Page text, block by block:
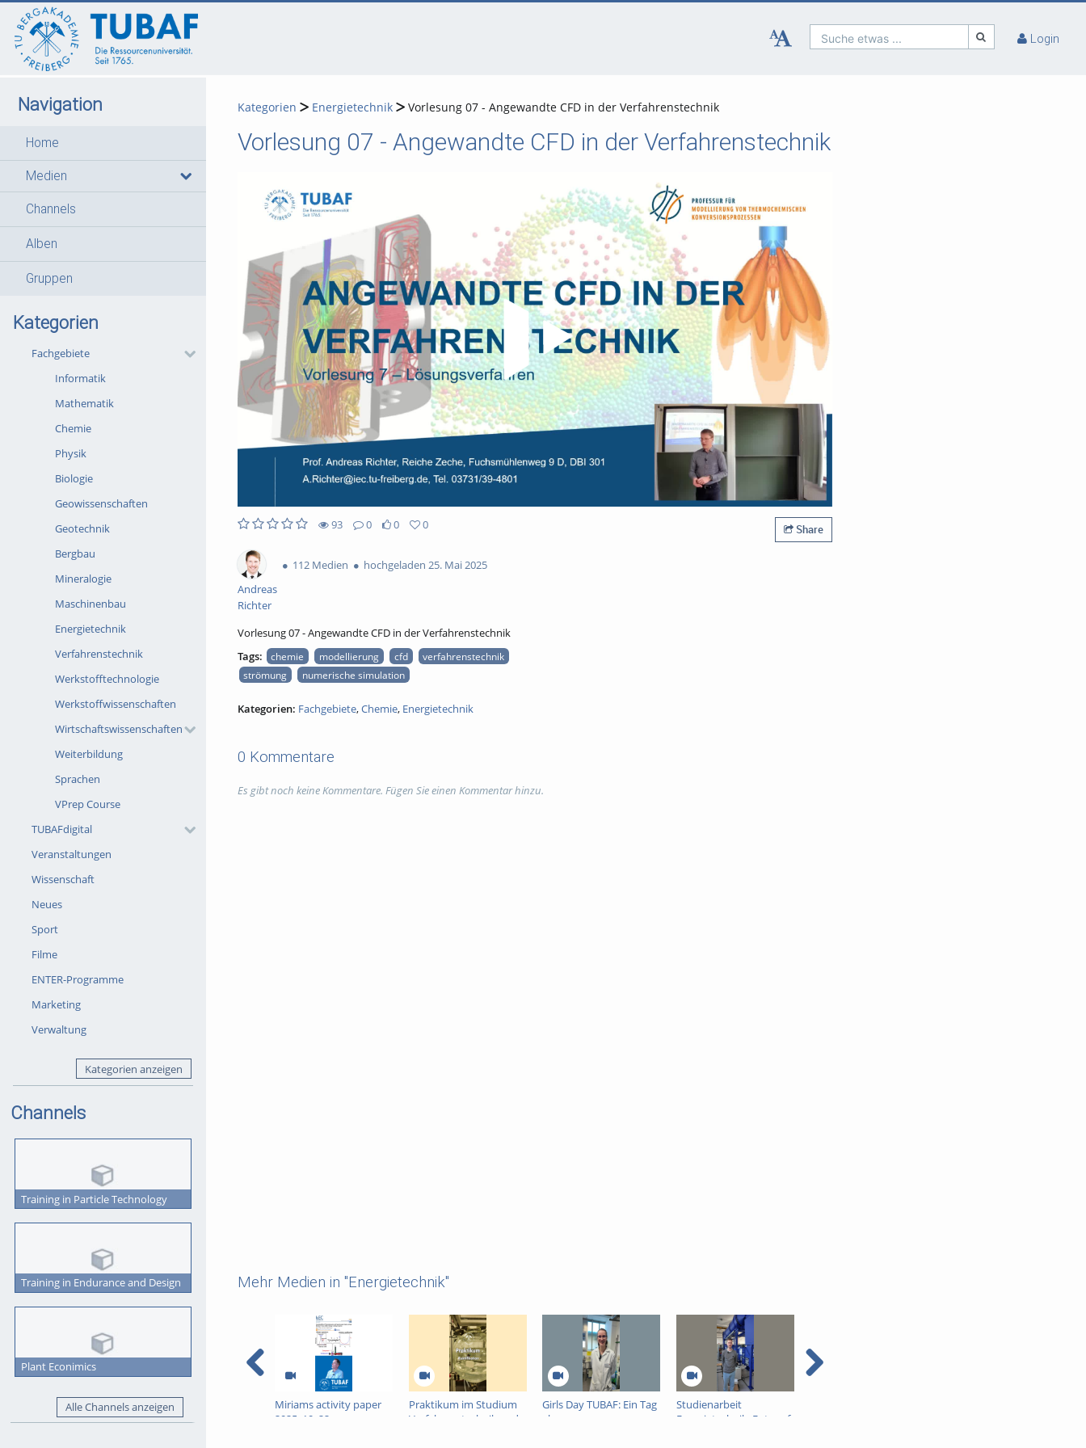
Suche etwas ... Login
Navigation
Home
Medien
Channels
Alben
Gruppen
Kategorien
Fachgebiete
Informatik
Mathematik
Chemie
Physik
Biologie
Geowissenschaften
Geotechnik
Bergbau
Mineralogie
Maschinenbau
Energietechnik
Verfahrenstechnik
Werkstofftechnologie
Werkstoffwissenschaften
Wirtschaftswissenschaften
Weiterbildung
Sprachen
VPrep Course
TUBAFdigital
Veranstaltungen
Wissenschaft
Neues
Sport
Filme
ENTER-Programme
Marketing
Verwaltung
Kategorien anzeigen
Channels
Training in Particle Technology
Training in Endurance and Design
Plant Econimics
Alle Channels anzeigen
Kategorien Energietechnik Vorlesung 07 - Angewandte CFD in der Verfahrenstechnik
Vorlesung 07 - Angewandte CFD in der Verfahrenstechnik
Video abspielen
93
0
0
0
Share
Andreas
Richter
112 Medien hochgeladen 25. Mai 2025
Vorlesung 07 - Angewandte CFD in der Verfahrenstechnik
Tags:
chemie modellierung cfd
verfahrenstechnik
strömung
numerische simulation
Kategorien: Fachgebiete,Chemie, Energietechnik
0 Kommentare
Es gibt noch keine Kommentare. Fügen Sie einen Kommentar hinzu.
Mehr Medien in "Energietechnik"
Miriams activity paper
2025_10_22
Praktikum im Studium
Verfahrenstechnik und
Girls Day TUBAF: Ein Tag
als
Studienarbeit
Energietechnik: Entwurf